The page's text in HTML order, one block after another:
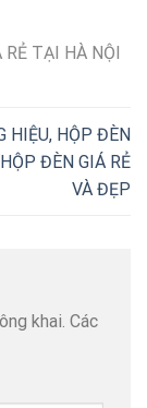
TẠI HÀ NỘI
HIỆU, HỘP ĐÈN
ĐÈN GIÁ RẺ
VÀ ĐẸP
khai. Các